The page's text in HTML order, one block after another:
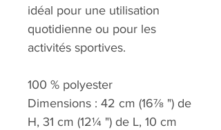
idéal pour une utilisation
quotidienne ou pour les
activités sportives.
100 % polyester
Dimensions : 42 cm (16⅞ ") de
H, 31 cm (12¼ ") de L, 10 cm